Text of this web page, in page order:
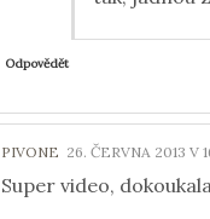
Odpovědět
PIVONE 26. ČERVNA 2013 V
Super video,